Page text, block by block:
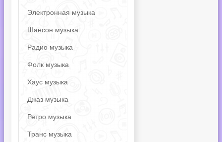
Электронная музыка
Шансон музыка
Радио музыка
Фолк музыка
Хаус музыка
Джаз музыка
Ретро музыка
Транс музыка